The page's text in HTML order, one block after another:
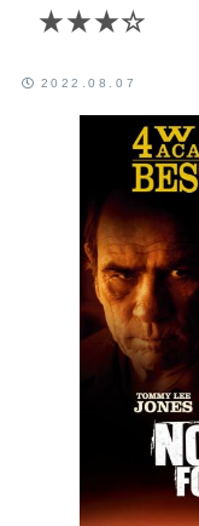
★★★☆
2022.08.07